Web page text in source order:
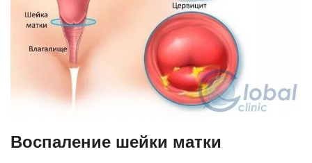
Воспаление шейки матки